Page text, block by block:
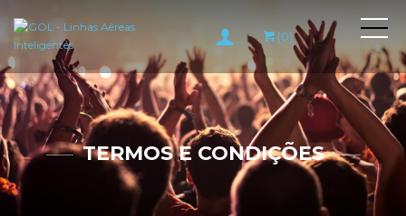
| (0)
TERMOS E CONDIÇÕES